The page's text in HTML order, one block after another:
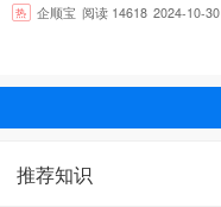
热 企顺宝 阅读 14618 2024-10-30
推荐知识